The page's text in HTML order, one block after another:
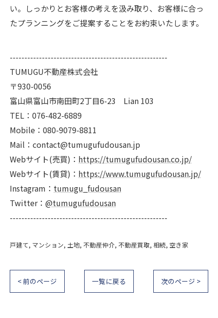
い。しっかりとお客様の考えを汲み取り、お客様に合っ
たプランニングをご提案することをお約束いたします。
------------------------------------------------------
TUMUGU不動産株式会社
〒930-0056
富山県富山市南田町2丁目6-23 Lian 103
TEL：076-482-6889
Mobile：080-9079-8811
Mail：contact@tumugufudousan.jp
Webサイト(売買)： https://tumugufudousan.co.jp/
Webサイト(賃貸)： https://www.tumugufudousan.jp/
Instagram： tumugu_fudousan
Twitter： @tumugufudousan
------------------------------------------------------
戸建て マンション 土地 不動産仲介 不動産買取 相続 空き家
< 前のページ 一覧に戻る 次のページ >